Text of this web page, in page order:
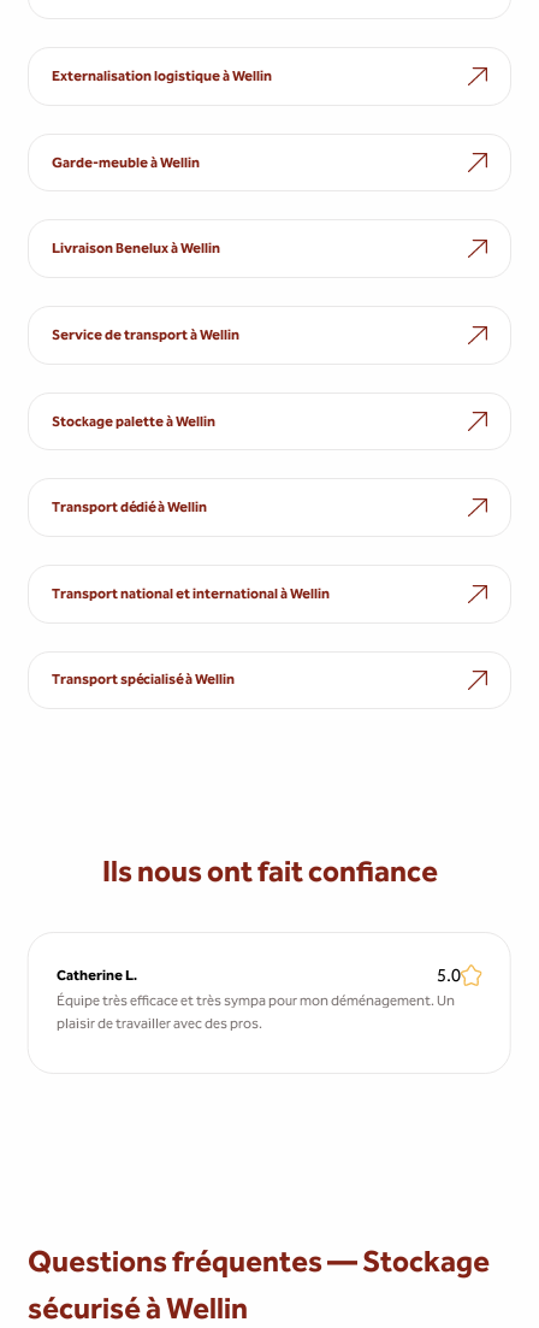
Externalisation logistique à Wellin
Garde-meuble à Wellin
Livraison Benelux à Wellin
Service de transport à Wellin
Stockage palette à Wellin
Transport dédié à Wellin
Transport national et international à Wellin
Transport spécialisé à Wellin
Ils nous ont fait confiance
Catherine L. 5.0
Équipe très efficace et très sympa pour mon déménagement. Un
plaisir de travailler avec des pros.
Questions fréquentes — Stockage
sécurisé à Wellin